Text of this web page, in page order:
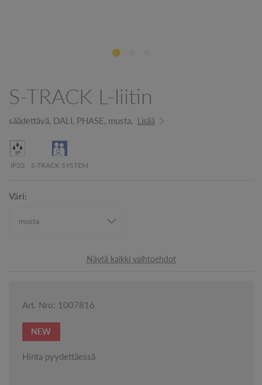
S-TRACK L-liitin
säädettävä, DALI, PHASE, musta, Lisää
IP20 S-TRACK SYSTEM
Väri:
Näytä kaikki vaihtoehdot
Art. Nro: 1007816
NEW
Hinta pyydettäessä